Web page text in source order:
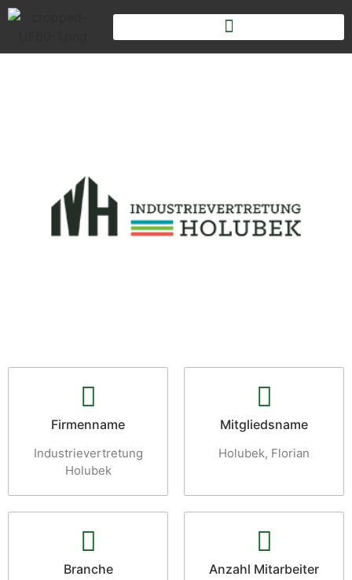
Firmenname
Industrievertretung
Holubek
Mitgliedsname
Holubek, Florian
Branche Anzahl Mitarbeiter